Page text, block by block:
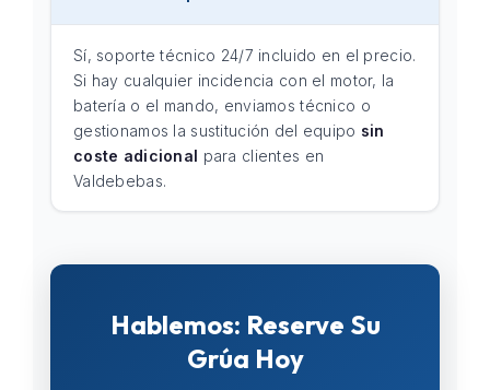
Sí, soporte técnico 24/7 incluido en el precio.
Si hay cualquier incidencia con el motor, la
batería o el mando, enviamos técnico o
gestionamos la sustitución del equipo sin
coste adicional para clientes en
Valdebebas.
Hablemos: Reserve Su
Grúa Hoy